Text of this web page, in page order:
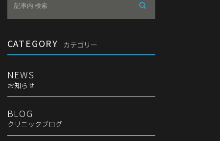
CATEGORY カテゴリー
NEWS
お知らせ
BLOG
クリニックブログ